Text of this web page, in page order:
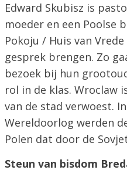
Edward Skubisz is
moeder en een Poolse
Pokoju / Huis van
gesprek brengen. Zo
bezoek bij hun
rol in de klas. Wroclaw
van de stad verwoest.
Wereldoorlog werden
Polen dat door de
Steun van bisdom